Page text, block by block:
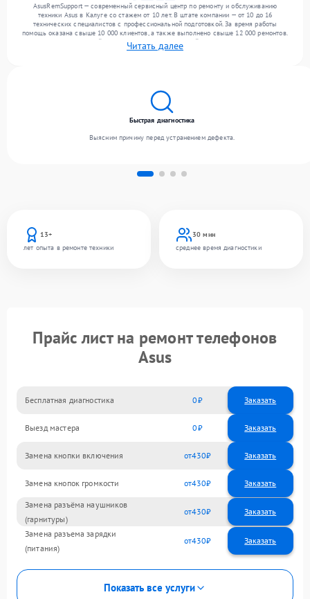
AsusRemSupport — современный сервисный центр по ремонту и обслуживанию
техники Asus в Калуге со стажем от 10 лет. В штате компании — от 10 до 16
технических специалистов с профессиональной подготовкой. За время работы
помощь оказана свыше 10 000 клиентов, а также выполнено свыше 12 000 ремонтов.
Ежемесячно в сервисный центр поступает от 300 устройств, включая , , . Мы беремся
за задачи любой сложности и гарантируем высокое качество обслуживания
Читать далее
13+
лет опыта в ремонте техники
30 мин
среднее время диагностики
Быстрая диагностика
Выясним причину перед устранением дефекта.
Прайс лист на ремонт телефонов
Asus
Бесплатная диагностика 0 Заказать
Выезд мастера 0 Заказать
Замена кнопки включения 430
Замена кнопок громкости 430
Замена разъёма наушников
(гарнитуры)
430
Замена разъема зарядки
(питания)
430
Показать все услуги